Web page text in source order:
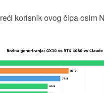
korisnik ovog čipa osim